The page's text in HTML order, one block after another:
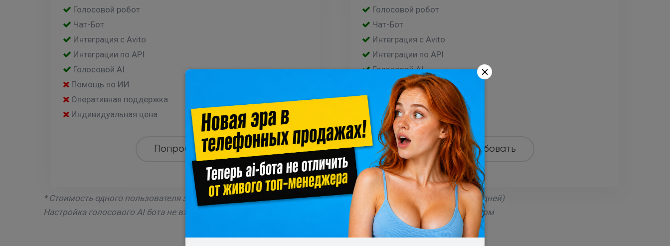
Голосовой робот
Чат-Бот
Интеграция с Avito
Интеграции по API
Голосовой AI
Помощь по ИИ
Оперативная поддержка
Индивидуальная цена
Попробовать
Голосовой робот
Чат-Бот
Интеграция с Avito
Интеграции по API
Голосовой AI
Помощь по ИИ
Оперативная поддержка
Индивидуальная цена
Попробовать
* Стоимость одного пользователя зависит от объема пакета абонентской платы (количества оплачиваемых дней)
Настройка голосового AI бота не входит в пакет —
проконсультируетесь на встречев Zoom с промт-инженером
×